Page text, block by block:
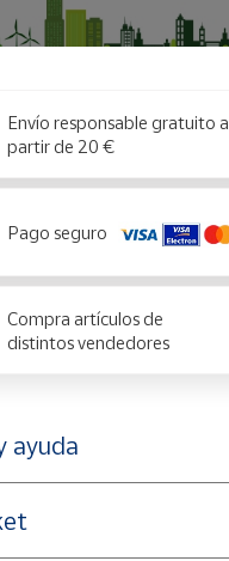
Envío responsable gratuito a
partir de 20 €
Pago seguro
Compra artículos de
distintos vendedores
ayuda